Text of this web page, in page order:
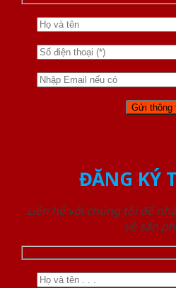
ĐĂNG KÝ
Liên hệ với chúng tôi để
về sản